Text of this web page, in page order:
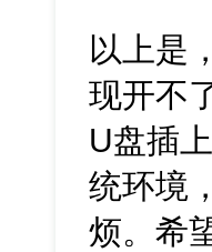
以上是
现开不
U盘插
统环境
烦。希